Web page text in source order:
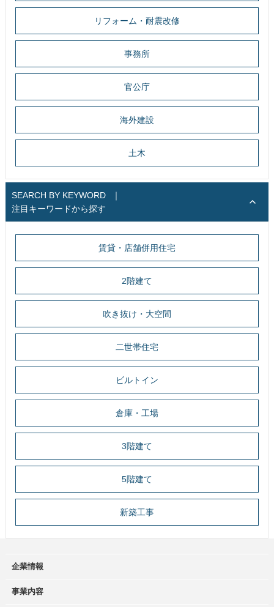
リフォーム・耐震改修
事務所
官公庁
海外建設
土木
SEARCH BY KEYWORD
｜
注目キーワードから探す
賃貸・店舗併用住宅
2階建て
吹き抜け・大空間
二世帯住宅
ビルトイン
倉庫・工場
3階建て
5階建て
新築工事
企業情報
事業内容